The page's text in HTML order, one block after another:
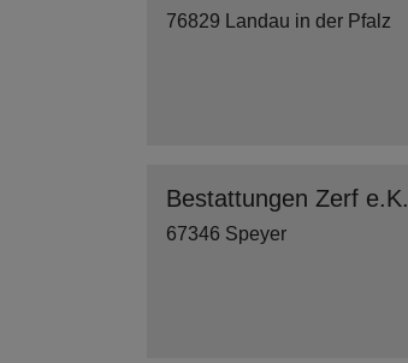
76829 Landau in der Pfalz
Bestattungen Zerf e.K.
67346 Speyer